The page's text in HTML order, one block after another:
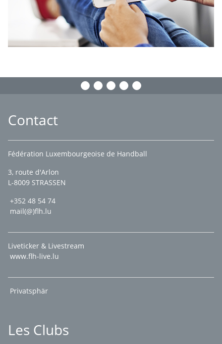
Contact
Fédération Luxembourgeoise de Handball
3, route d'Arlon
L-8009 STRASSEN
+352 48 54 74
mail(@)flh.lu
Liveticker & Livestream
www.flh-live.lu
Privatsphär
Les Clubs